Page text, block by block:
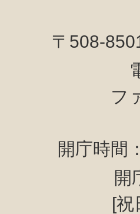
〒508-
フ
開庁時間
開
[祝